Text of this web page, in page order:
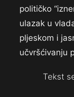
političko
ulazak u
pljeskom i
učvršćivanju
Tekst